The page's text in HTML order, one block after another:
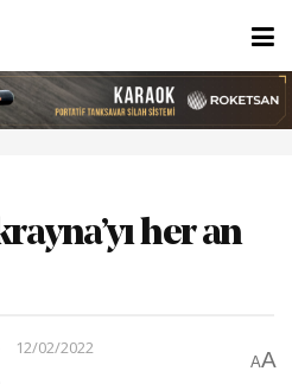
her an
12/02/2022
AA